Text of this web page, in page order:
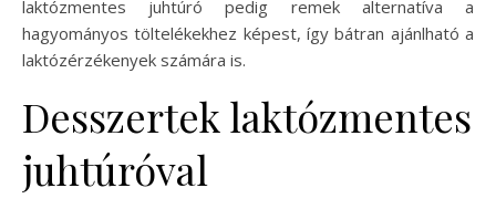
laktózmentes juhtúró pedig remek alternatíva a
hagyományos töltelékekhez képest, így bátran ajánlható a
laktózérzékenyek számára is.
Desszertek laktózmentes
juhtúróval